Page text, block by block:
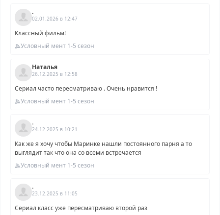
.
02.01.2026 в 12:47
Классный фильм!
Условный мент 1-5 сезон
Наталья
26.12.2025 в 12:58
Сериал часто пересматриваю . Очень нравится !
Условный мент 1-5 сезон
.
24.12.2025 в 10:21
Как же я хочу чтобы Маринке нашли постоянного парня а то
выглядит так что она со всеми встречается
Условный мент 1-5 сезон
.
23.12.2025 в 11:05
Сериал класс уже пересматриваю второй раз